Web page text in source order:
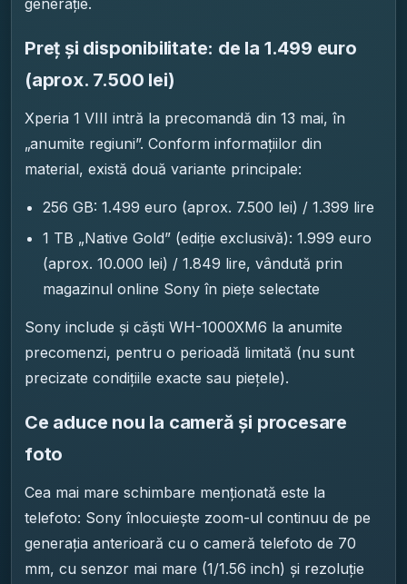
generație.
Preț și disponibilitate: de la 1.499 euro
(aprox. 7.500 lei)
Xperia 1 VIII intră la precomandă din 13 mai, în
„anumite regiuni”. Conform informațiilor din
material, există două variante principale:
256 GB: 1.499 euro (aprox. 7.500 lei) / 1.399 lire
1 TB „Native Gold” (ediție exclusivă): 1.999 euro
(aprox. 10.000 lei) / 1.849 lire, vândută prin
magazinul online Sony în piețe selectate
Sony include și căști WH-1000XM6 la anumite
precomenzi, pentru o perioadă limitată (nu sunt
precizate condițiile exacte sau piețele).
Ce aduce nou la cameră și procesare
foto
Cea mai mare schimbare menționată este la
telefoto: Sony înlocuiește zoom-ul continuu de pe
generația anterioară cu o cameră telefoto de 70
mm, cu senzor mai mare (1/1.56 inch) și rezoluție